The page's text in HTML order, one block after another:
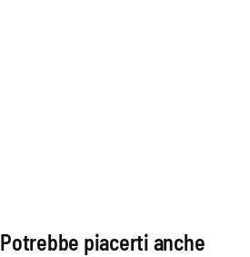
Potrebbe piacerti anche